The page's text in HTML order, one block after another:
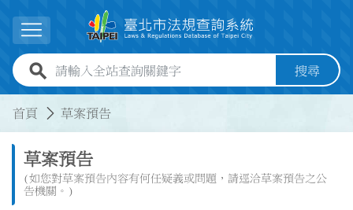
展開選單
全站查詢關鍵字欄位 搜尋
首頁 草案預告
草案預告
(如您對草案預告內容有何任疑義或問題，請逕洽草案預告之公
告機關。)